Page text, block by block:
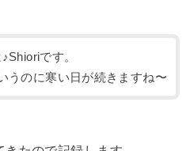
です。
うのに寒い日が続きますね〜